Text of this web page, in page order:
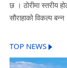
छ । ठोरीमा स्तरीय
सौराहाको विकल्प
TOP NEWS